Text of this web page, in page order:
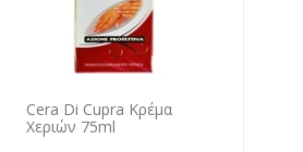
Cera Di Cupra Κρέμα
Χεριών 75ml